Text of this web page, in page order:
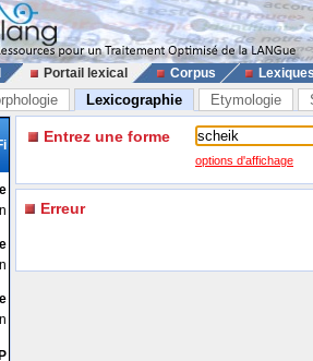
Portail lexical Corpus
Lexicographie Etymologie
Entrez une forme
options d'affichage
Erreur